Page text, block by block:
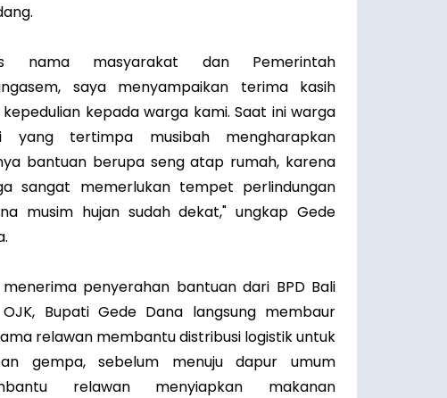
nama masyarakat dan Pemerintah
saya menyampaikan terima kasih
kepada warga kami. Saat ini warga
yang tertimpa musibah mengharapkan
bantuan berupa seng atap rumah, karena
sangat memerlukan tempet perlindungan
musim hujan sudah dekat," ungkap Gede
menerima penyerahan bantuan dari BPD Bali
Bupati Gede Dana langsung membaur
relawan membantu distribusi logistik untuk
gempa, sebelum menuju dapur umum
relawan menyiapkan makanan